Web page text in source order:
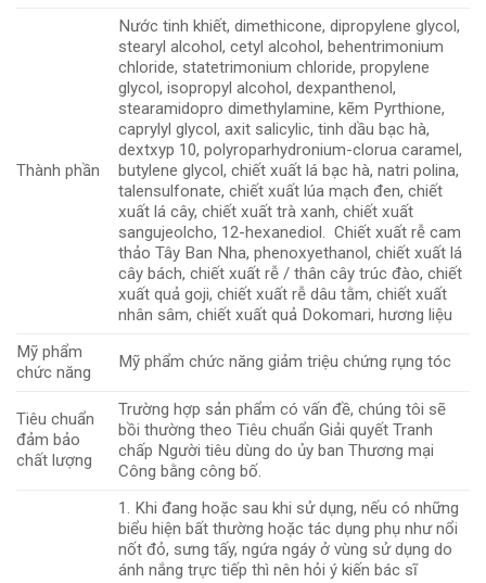
Thành phần
Nước tinh khiết, dimethicone, dipropylene glycol,
stearyl alcohol, cetyl alcohol, behentrimonium
chloride, statetrimonium chloride, propylene
glycol, isopropyl alcohol, dexpanthenol,
stearamidopro dimethylamine, kẽm Pyrthione,
caprylyl glycol, axit salicylic, tinh dầu bạc hà,
dextxyp 10, polyroparhydronium-clorua caramel,
butylene glycol, chiết xuất lá bạc hà, natri polina,
talensulfonate, chiết xuất lúa mạch đen, chiết
xuất lá cây, chiết xuất trà xanh, chiết xuất
sangujeolcho, 12-hexanediol. Chiết xuất rễ cam
thảo Tây Ban Nha, phenoxyethanol, chiết xuất lá
cây bách, chiết xuất rễ / thân cây trúc đào, chiết
xuất quả goji, chiết xuất rễ dâu tằm, chiết xuất
nhân sâm, chiết xuất quả Dokomari, hương liệu
Mỹ phẩm
chức năng
Mỹ phẩm chức năng giảm triệu chứng rụng tóc
Tiêu chuẩn
đảm bảo
chất lượng
Trường hợp sản phẩm có vấn đề, chúng tôi sẽ
bồi thường theo Tiêu chuẩn Giải quyết Tranh
chấp Người tiêu dùng do ủy ban Thương mại
Công bằng công bố.
1. Khi đang hoặc sau khi sử dụng, nếu có những
biểu hiện bất thường hoặc tác dụng phụ như nổi
nốt đỏ, sưng tấy, ngứa ngáy ở vùng sử dụng do
ánh nắng trực tiếp thì nên hỏi ý kiến ​​bác sĩ